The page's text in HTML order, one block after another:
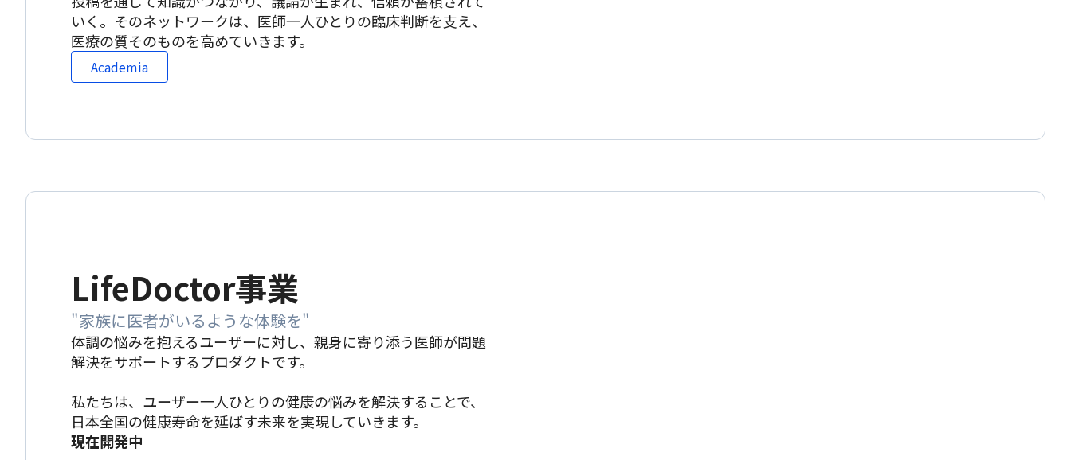
いく。そのネットワークは、医師一人ひとりの臨床判断を支え、
医療の質そのものを高めていきます。
Academia
LifeDoctor事業
"家族に医者がいるような体験を"
体調の悩みを抱えるユーザーに対し、親身に寄り添う医師が問題
解決をサポートするプロダクトです。
私たちは、ユーザー一人ひとりの健康の悩みを解決することで、
日本全国の健康寿命を延ばす未来を実現していきます。
現在開発中